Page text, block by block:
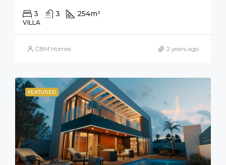
3 3 254m²
VILLA
CBM Homes 2 years ago
FEATURED